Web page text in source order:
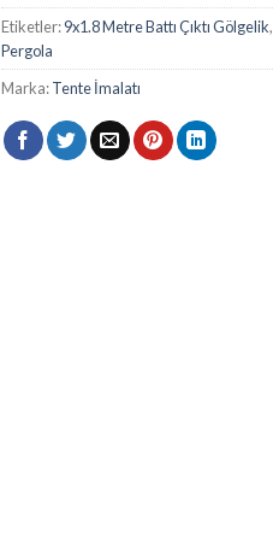
Etiketler:9x1.8 Metre Battı Çıktı Gölgelik,
Pergola
Marka:Tente İmalatı